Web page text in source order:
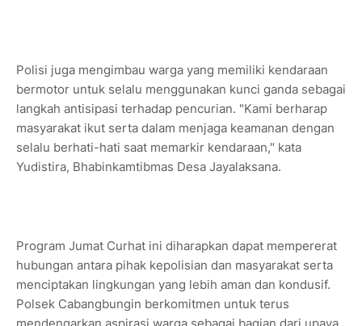
Polisi juga mengimbau warga yang memiliki kendaraan
bermotor untuk selalu menggunakan kunci ganda sebagai
langkah antisipasi terhadap pencurian. "Kami berharap
masyarakat ikut serta dalam menjaga keamanan dengan
selalu berhati-hati saat memarkir kendaraan," kata
Yudistira, Bhabinkamtibmas Desa Jayalaksana.
Program Jumat Curhat ini diharapkan dapat mempererat
hubungan antara pihak kepolisian dan masyarakat serta
menciptakan lingkungan yang lebih aman dan kondusif.
Polsek Cabangbungin berkomitmen untuk terus